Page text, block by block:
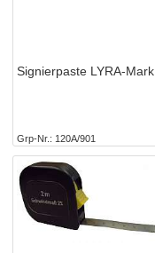
Signierpaste LYRA-Mark
Grp-Nr. 120A/901